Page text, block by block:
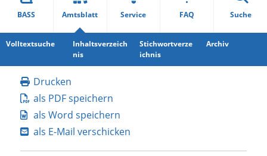
BASS Amtsblatt Service FAQ Suche
Volltextsuche
Inhaltsverzeich
nis
Stichwortverze
ichnis
Archiv
Drucken
als PDF speichern
als Word speichern
als E-Mail verschicken